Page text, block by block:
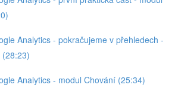
Analytics - pokračujeme v přehledech -
(28:23)
Analytics - modul Chování (25:34)